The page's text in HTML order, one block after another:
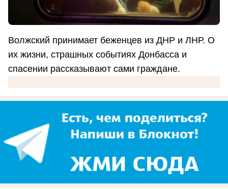
Волжский принимает беженцев из ДНР и ЛНР. О
их жизни, страшных событиях Донбасса и
спасении рассказывают сами граждане.